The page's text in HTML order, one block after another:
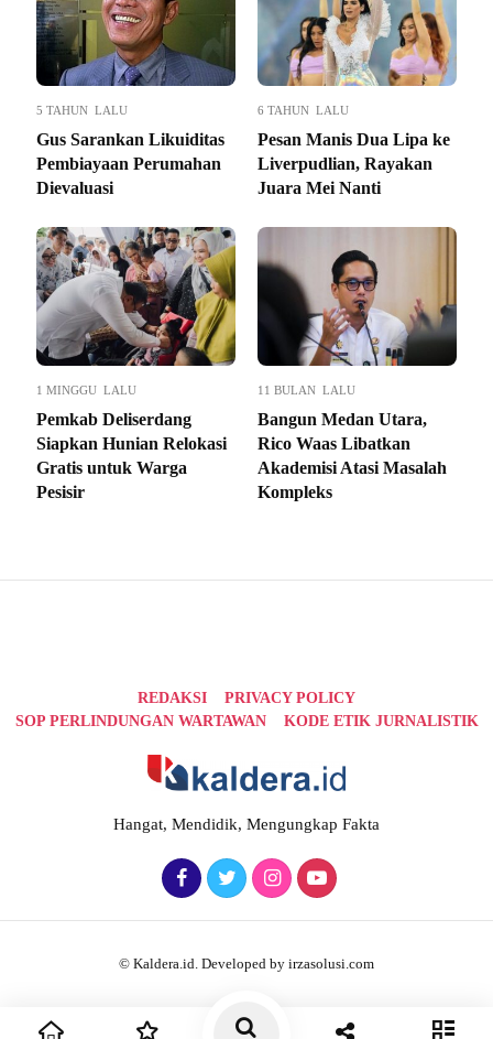
5 TAHUN LALU
Gus Sarankan Likuiditas
Pembiayaan Perumahan
Dievaluasi
6 TAHUN LALU
Pesan Manis Dua Lipa ke
Liverpudlian, Rayakan
Juara Mei Nanti
1 MINGGU LALU
Pemkab Deliserdang
Siapkan Hunian Relokasi
Gratis untuk Warga
Pesisir
11 BULAN LALU
Bangun Medan Utara,
Rico Waas Libatkan
Akademisi Atasi Masalah
Kompleks
REDAKSI
PRIVACY POLICY
SOP PERLINDUNGAN WARTAWAN
KODE ETIK JURNALISTIK
Hangat, Mendidik, Mengungkap Fakta
© Kaldera.id. Developed by irzasolusi.com